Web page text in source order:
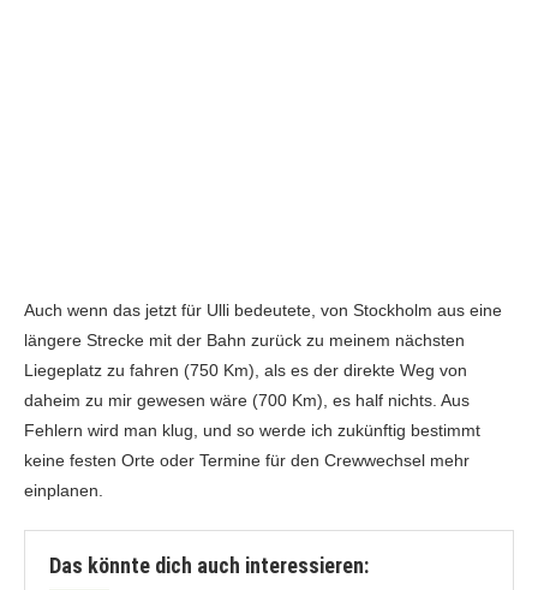
Auch wenn das jetzt für Ulli bedeutete, von Stockholm aus eine
längere Strecke mit der Bahn zurück zu meinem nächsten
Liegeplatz zu fahren (750 Km), als es der direkte Weg von
daheim zu mir gewesen wäre (700 Km), es half nichts. Aus
Fehlern wird man klug, und so werde ich zukünftig bestimmt
keine festen Orte oder Termine für den Crewwechsel mehr
einplanen.
Das könnte dich auch interessieren: